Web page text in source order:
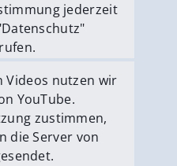
jederzeit
erlauben
Videos nutzen wir
YouTube.
zustimmen,
die Server von